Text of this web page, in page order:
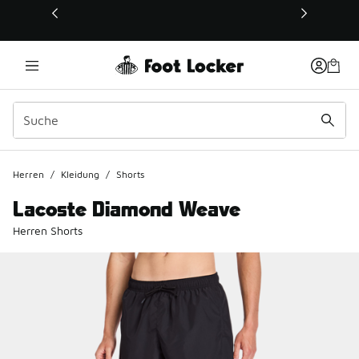
Dieser Link öffnet sich in einem neuen Fenster
Herren / Kleidung / Shorts
Lacoste Diamond Weave
Herren Shorts